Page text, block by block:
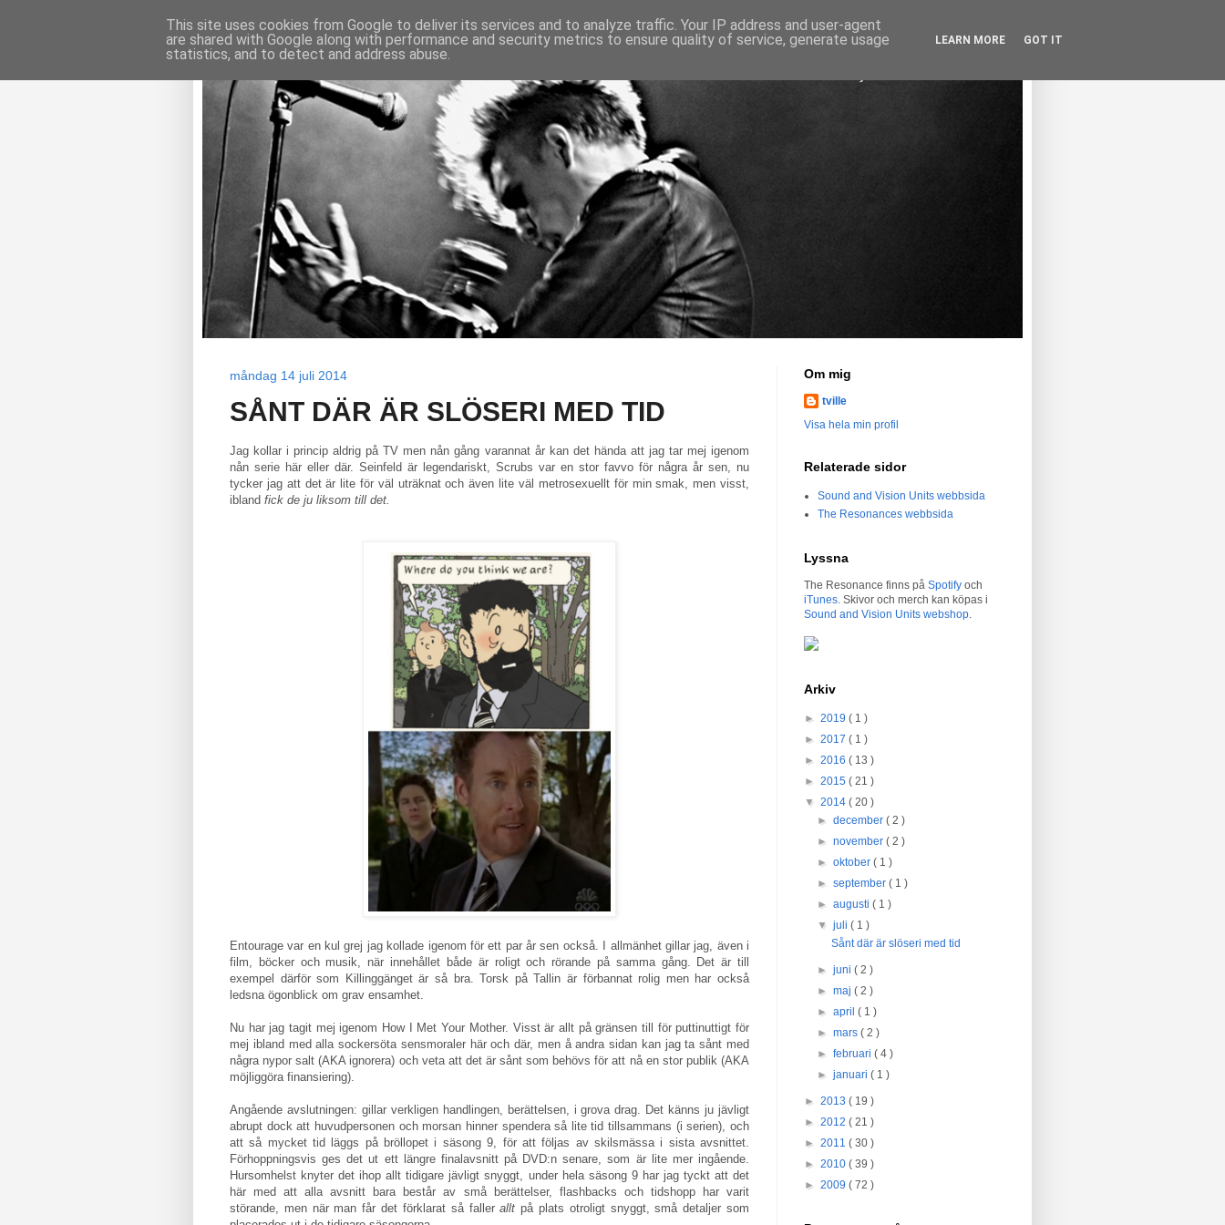
måndag 14 juli 2014
SÅNT DÄR ÄR SLÖSERI MED TID
Jag kollar i princip aldrig på TV men nån gång varannat år kan det hända att jag tar mej igenom
nån serie här eller där. Seinfeld är legendariskt, Scrubs var en stor favvo för några år sen, nu
tycker jag att det är lite för väl uträknat och även lite väl metrosexuellt för min smak, men visst,
ibland fick de ju liksom till det.
Entourage var en kul grej jag kollade igenom för ett par år sen också. I allmänhet gillar jag, även i
film, böcker och musik, när innehållet både är roligt och rörande på samma gång. Det är till
exempel därför som Killinggänget är så bra. Torsk på Tallin är förbannat rolig men har också
ledsna ögonblick om grav ensamhet.
Nu har jag tagit mej igenom How I Met Your Mother. Visst är allt på gränsen till för puttinuttigt för
mej ibland med alla sockersöta sensmoraler här och där, men å andra sidan kan jag ta sånt med
några nypor salt (AKA ignorera) och veta att det är sånt som behövs för att nå en stor publik (AKA
möjliggöra finansiering).
Angående avslutningen: gillar verkligen handlingen, berättelsen, i grova drag. Det känns ju jävligt
abrupt dock att huvudpersonen och morsan hinner spendera så lite tid tillsammans (i serien), och
att så mycket tid läggs på bröllopet i säsong 9, för att följas av skilsmässa i sista avsnittet.
Förhoppningsvis ges det ut ett längre finalavsnitt på DVD:n senare, som är lite mer ingående.
Hursomhelst knyter det ihop allt tidigare jävligt snyggt, under hela säsong 9 har jag tyckt att det
här med att alla avsnitt bara består av små berättelser, flashbacks och tidshopp har varit
störande, men när man får det förklarat så fallerallt på plats otroligt snyggt, små detaljer som
Om mig
tville
Visa hela min profil
Relaterade sidor
Sound and Vision Units webbsida
The Resonances webbsida
Lyssna
The Resonance finns på Spotify och
iTunes. Skivor och merch kan köpas i
Sound and Vision Units webshop.
Arkiv
► 2019 ( 1 )
► 2017 ( 1 )
► 2016 ( 13 )
► 2015 ( 21 )
▼ 2014 ( 20 )
►december( 2 )
►november( 2 )
►oktober( 1 )
►september( 1 )
►augusti( 1 )
▼juli( 1 )
Sånt där är slöseri med tid
►juni( 2 )
►maj( 2 )
►april( 1 )
►mars( 2 )
►februari( 4 )
►januari( 1 )
► 2013 ( 19 )
► 2012 ( 21 )
► 2011 ( 30 )
► 2010 ( 39 )
► 2009 ( 72 )
This site uses cookies from Google to deliver its services and to analyze traffic. Your IP address and user-agent
are shared with Google along with performance and security metrics to ensure quality of service, generate usage
statistics, and to detect and address abuse.
LEARN MORE GOT IT